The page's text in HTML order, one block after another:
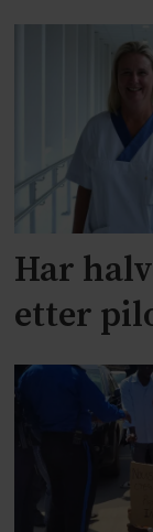
Har
etter